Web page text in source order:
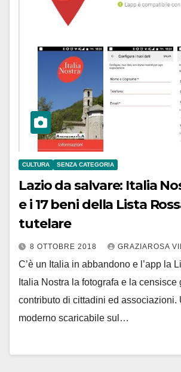
CULTURA SENZA CATEGORIA
Lazio da salvare: Italia
e i 17 beni della Lista
tutelare
8 OTTOBRE 2018 GRAZIAROSA
C’è un Italia in abbandono e l’app la
Italia Nostra la fotografa e la censisce
contributo di cittadini ed associazioni.
moderno scaricabile sul…